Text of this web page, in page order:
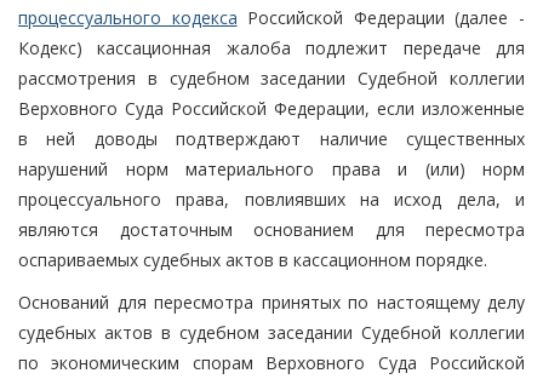
процессуального кодекса Российской Федерации (далее -
Кодекс) кассационная жалоба подлежит передаче для
рассмотрения в судебном заседании Судебной коллегии
Верховного Суда Российской Федерации, если изложенные
в ней доводы подтверждают наличие существенных
нарушений норм материального права и (или) норм
процессуального права, повлиявших на исход дела, и
являются достаточным основанием для пересмотра
оспариваемых судебных актов в кассационном порядке.
Оснований для пересмотра принятых по настоящему делу
судебных актов в судебном заседании Судебной коллегии
по экономическим спорам Верховного Суда Российской